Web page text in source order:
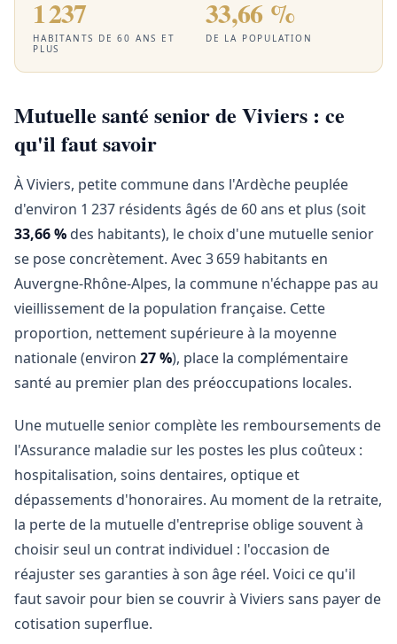
1 237
HABITANTS DE 60 ANS ET
PLUS
33,66 %
DE LA POPULATION
Mutuelle santé senior de Viviers : ce
qu'il faut savoir
À Viviers, petite commune dans l'Ardèche peuplée
d'environ 1 237 résidents âgés de 60 ans et plus (soit
33,66 % des habitants), le choix d'une mutuelle senior
se pose concrètement. Avec 3 659 habitants en
Auvergne-Rhône-Alpes, la commune n'échappe pas au
vieillissement de la population française. Cette
proportion, nettement supérieure à la moyenne
nationale (environ 27 %), place la complémentaire
santé au premier plan des préoccupations locales.
Une mutuelle senior complète les remboursements de
l'Assurance maladie sur les postes les plus coûteux :
hospitalisation, soins dentaires, optique et
dépassements d'honoraires. Au moment de la retraite,
la perte de la mutuelle d'entreprise oblige souvent à
choisir seul un contrat individuel : l'occasion de
réajuster ses garanties à son âge réel. Voici ce qu'il
faut savoir pour bien se couvrir à Viviers sans payer de
cotisation superflue.